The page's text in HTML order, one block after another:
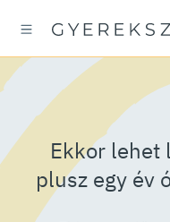
Ekkor lehet
plusz egy év